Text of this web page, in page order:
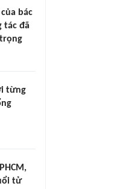
bác
tác đã
từng
tử